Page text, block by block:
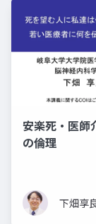
安楽死・医師
の倫理
下畑享